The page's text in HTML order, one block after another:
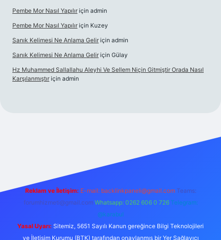
Pembe Mor Nasıl Yapılır için admin
Pembe Mor Nasıl Yapılır için Kuzey
Sanık Kelimesi Ne Anlama Gelir için admin
Sanık Kelimesi Ne Anlama Gelir için Gülay
Hz Muhammed Sallallahu Aleyhi Ve Sellem Niçin Gitmiştir Orada Nasıl
Karşılanmıştır için admin
Reklam ve İletişim: E-mail: backlinkpaneli@gmail.com Teams:
forumhizmeti@gmail.com Whatsapp: 0262 606 0 726 Telegram:
@karabul
Yasal Uyarı: Sitemiz, 5651 Sayılı Kanun gereğince Bilgi Teknolojileri
ve İletişim Kurumu (BTK) tarafından onaylanmış bir Yer Sağlayıcı